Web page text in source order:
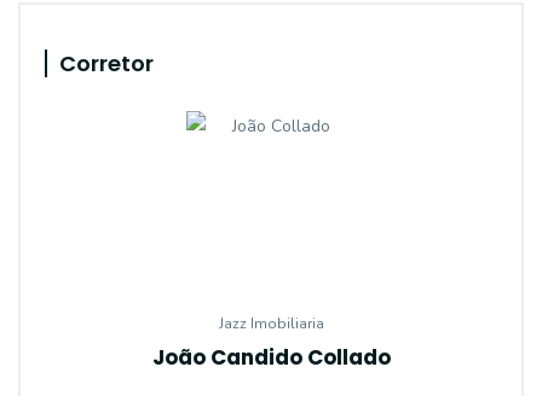
Corretor
Jazz Imobiliaria
João Candido Collado